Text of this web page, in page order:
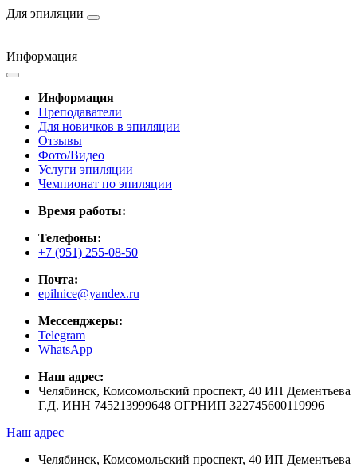
Для эпиляции
Информация
Информация
Преподаватели
Для новичков в эпиляции
Отзывы
Фото/Видео
Услуги эпиляции
Чемпионат по эпиляции
Время работы:
Телефоны:
+7 (951) 255-08-50
Почта:
epilnice@yandex.ru
Мессенджеры:
Telegram
WhatsApp
Наш адрес:
Челябинск, Комсомольский проспект, 40 ИП Дементьева
Г.Д. ИНН 745213999648 ОГРНИП 322745600119996
Наш адрес
Челябинск, Комсомольский проспект, 40 ИП Дементьева